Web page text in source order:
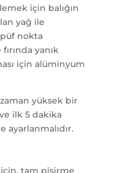
için balığın
yağ ile
nokta
yanık
için alüminyum
yüksek bir
ve ilk 5 dakika
tam pişirme